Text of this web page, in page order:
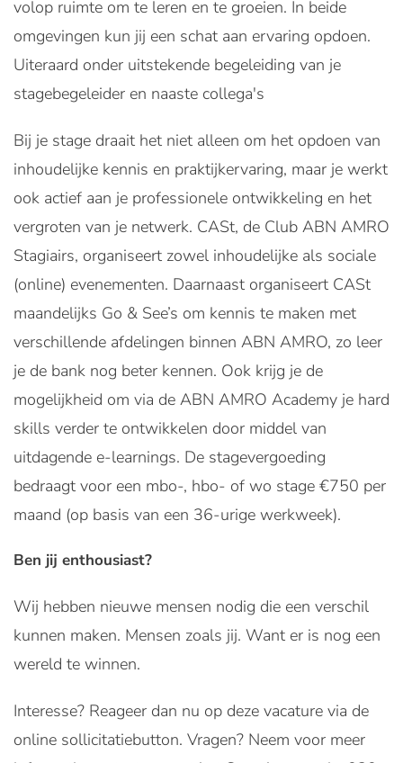
volop ruimte om te leren en te groeien. In beide
omgevingen kun jij een schat aan ervaring opdoen.
Uiteraard onder uitstekende begeleiding van je
stagebegeleider en naaste collega's
Bij je stage draait het niet alleen om het opdoen van
inhoudelijke kennis en praktijkervaring, maar je werkt
ook actief aan je professionele ontwikkeling en het
vergroten van je netwerk. CASt, de Club ABN AMRO
Stagiairs, organiseert zowel inhoudelijke als sociale
(online) evenementen. Daarnaast organiseert CASt
maandelijks Go & See’s om kennis te maken met
verschillende afdelingen binnen ABN AMRO, zo leer
je de bank nog beter kennen. Ook krijg je de
mogelijkheid om via de ABN AMRO Academy je hard
skills verder te ontwikkelen door middel van
uitdagende e-learnings. De stagevergoeding
bedraagt voor een mbo-, hbo- of wo stage €750 per
maand (op basis van een 36-urige werkweek).
Ben jij enthousiast?
Wij hebben nieuwe mensen nodig die een verschil
kunnen maken. Mensen zoals jij. Want er is nog een
wereld te winnen.
Interesse? Reageer dan nu op deze vacature via de
online sollicitatiebutton. Vragen? Neem voor meer